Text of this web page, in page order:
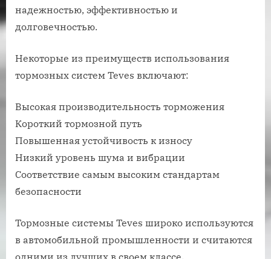
надежностью, эффективностью и
долговечностью.
Некоторые из преимуществ использования
тормозных систем Teves включают:
Высокая производительность торможения
Короткий тормозной путь
Повышенная устойчивость к износу
Низкий уровень шума и вибрации
Соответствие самым высоким стандартам
безопасности
Тормозные системы Teves широко используются
в автомобильной промышленности и считаются